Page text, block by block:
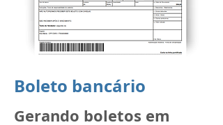
Boleto bancário
Gerando boletos em